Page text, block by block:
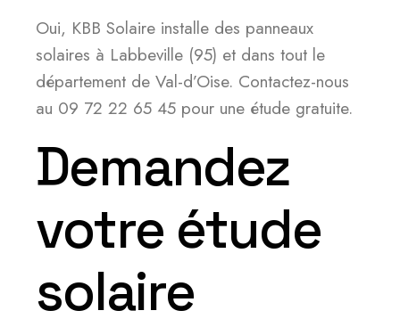
Oui, KBB Solaire installe des panneaux
solaires à Labbeville (95) et dans tout le
département de Val-d’Oise. Contactez-nous
au 09 72 22 65 45 pour une étude gratuite.
Demandez
votre étude
solaire